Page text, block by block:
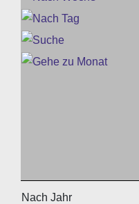
Nach Jahr